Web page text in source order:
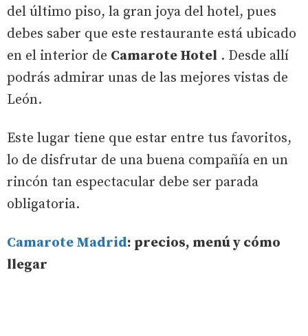
del último piso, la gran joya del hotel, pues
debes saber que este restaurante está ubicado
en el interior de Camarote Hotel . Desde allí
podrás admirar unas de las mejores vistas de
León.
Este lugar tiene que estar entre tus favoritos,
lo de disfrutar de una buena compañía en un
rincón tan espectacular debe ser parada
obligatoria.
Camarote Madrid: precios, menú y cómo
llegar